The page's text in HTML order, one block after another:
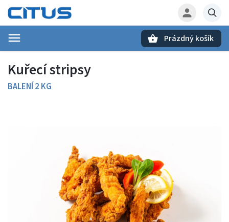
Prázdný košík
Kuřecí stripsy
BALENÍ 2 KG